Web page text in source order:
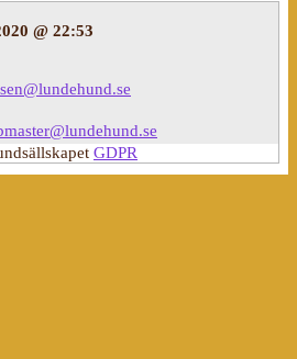
@ 22:53
GDPR